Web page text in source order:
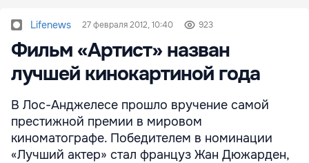
Lifenews 27 февраля 2012, 10:40 923
Фильм «Артист» назван
лучшей кинокартиной года
В Лос-Анджелесе прошло вручение самой
престижной премии в мировом
киноматографе. Победителем в номинации
«Лучший актер» стал француз Жан Дюжарден,